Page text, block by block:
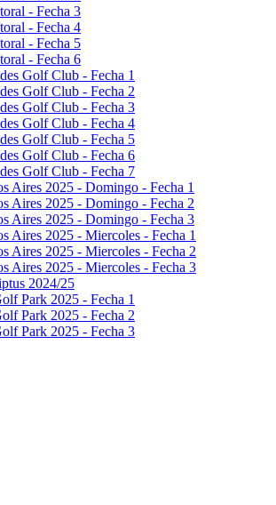
- Fecha 3
- Fecha 4
- Fecha 5
- Fecha 6
Golf Club - Fecha 1
Golf Club - Fecha 2
Golf Club - Fecha 3
Golf Club - Fecha 4
Golf Club - Fecha 5
Golf Club - Fecha 6
Golf Club - Fecha 7
Aires 2025 - Domingo - Fecha 1
Aires 2025 - Domingo - Fecha 2
Aires 2025 - Domingo - Fecha 3
Aires 2025 - Miercoles - Fecha 1
Aires 2025 - Miercoles - Fecha 2
Aires 2025 - Miercoles - Fecha 3
2024/25
Park 2025 - Fecha 1
Park 2025 - Fecha 2
Park 2025 - Fecha 3